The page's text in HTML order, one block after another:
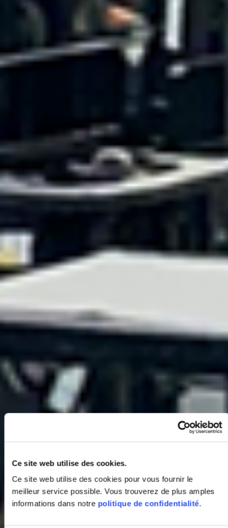
Ce site web utilise des cookies.
Ce site web utilise des cookies pour vous fournir le
meilleur service possible. Vous trouverez de plus amples
informations dans notre politique de confidentialité.